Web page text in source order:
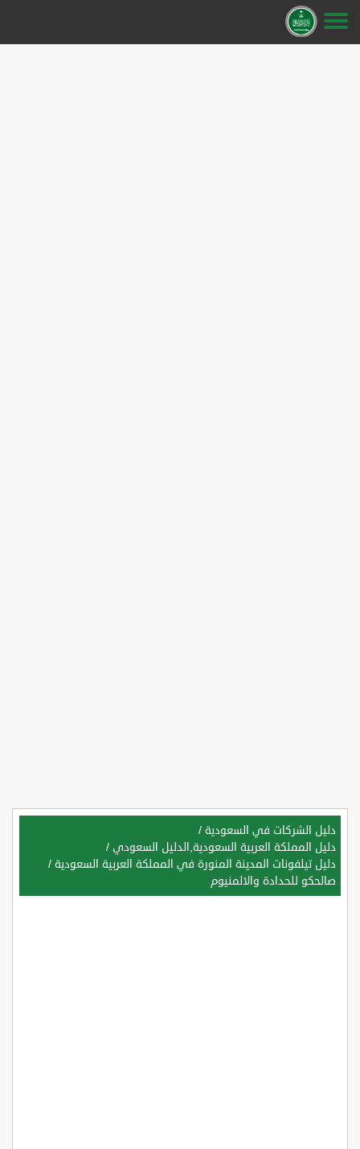
دليل الشركات في السعودية /
دليل المملكة العربية السعودية,الدليل السعودي /
دليل تيلفونات المدينة المنورة في المملكة العربية السعودية /
صالحكو للحدادة والالمنيوم